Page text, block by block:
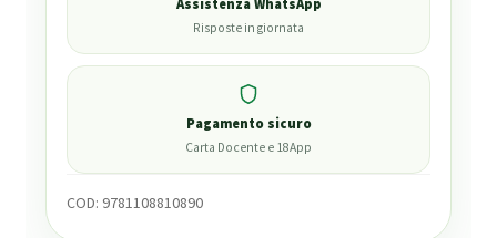
Assistenza WhatsApp
Risposte in giornata
Pagamento sicuro
Carta Docente e 18App
COD: 9781108810890